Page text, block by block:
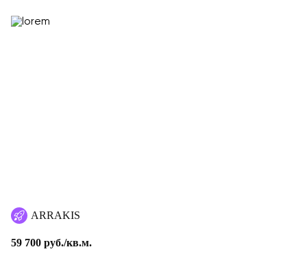
ARRAKIS
59 700 руб./кв.м.